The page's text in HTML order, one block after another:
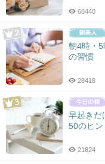
68440
朝4時・5
の習慣
28418
早起きだ
50のヒン
21824